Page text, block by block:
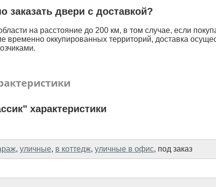
заказать двери с доставкой?
на расстояние до 200 км, в том случае, если
оккупированных территорий, доставка
характеристики
, уличные, в коттедж, уличные в офис, под заказ